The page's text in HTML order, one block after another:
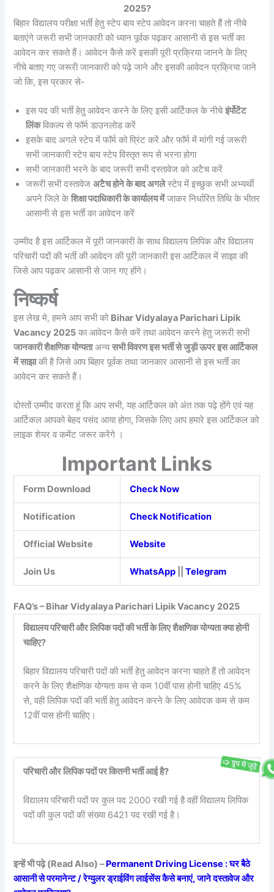
2025?
बिहार विद्यालय परीक्षा भर्ती हेतु स्टेप बाय स्टेप आवेदन करना चाहते हैं तो नीचे
बताएंगे जरूरी सभी जानकारी को ध्यान पूर्वक पढ़कर आसानी से इस भर्ती का
आवेदन कर सकते हैं। आवेदन कैसे करें इसकी पूरी प्रक्रिया जानने के लिए
नीचे बताए गए जरूरी जानकारी को पढ़े जाने और इसकी आवेदन प्रक्रिया जाने
जो कि, इस प्रकार से-
इस पद की भर्ती हेतु आवेदन करने के लिए इसी आर्टिकल के नीचेइंर्पोटेंट
लिंकविकल्प से फॉर्म डाउनलोड करें
इसके बाद अगले स्टेप में फॉर्म को प्रिंट करें और फॉर्म में मांगी गई जरूरी
सभी जानकारी स्टेप बाय स्टेप विस्तृत रूप से भरना होगा
सभी जानकारी भरने के बाद जरूरी सभी दस्तावेज को अटैच करें
जरूरी सभी दस्तावेजअटैच होने के बाद अगलेस्टेप में इच्छुक सभी अभ्यर्थी
अपने जिले केशिक्षा पदाधिकारी के कार्यालय मेंजाकर निर्धारित तिथि के भीतर
आसानी से इस भर्ती का आवेदन करें
उम्मीद है इस आर्टिकल में पूरी जानकारी के साथ विद्यालय लिपिक और विद्यालय
परिचारी पदों की भर्ती की आवेदन की पूरी जानकारी इस आर्टिकल में साझा की
जिसे आप पढ़कर आसानी से जान गए होंगे।
निष्कर्ष
इस लेख मे, हमने आप सभी को Bihar Vidyalaya Parichari Lipik
Vacancy 2025 का आवेदन कैसे करें तथा आवेदन करने हेतु जरूरी सभी
जानकारी शैक्षणिक योग्यताअन्यसभी विवरण इस भर्ती से जुड़ी ऊपर इस आर्टिकल
में साझाकी है जिसे आप बिहार पूर्वक तथा जानकार आसानी से इस भर्ती का
आवेदन कर सकते हैं।
दोस्तों उम्मीद करता हूं कि आप सभी, यह आर्टिकल को अंत तक पढ़े होंगे एवं यह
आर्टिकल आपको बेहद पसंद आया होगा, जिसके लिए आप हमारे इस आर्टिकल को
लाइक शेयर व कमेंट जरूर करेंगे ।
Important Links
Form Download Check Now
Notification Check Notification
Official Website Website
Join Us WhatsApp ||Telegram
FAQ’s – Bihar Vidyalaya Parichari Lipik Vacancy 2025
विद्यालय परिचारी और लिपिक पदों की भर्ती के लिए शैक्षणिक योग्यता क्या होनी
चाहिए?
बिहार विद्यालय परिचारी पदों की भर्ती हेतु आवेदन करना चाहते हैं तो आवेदन
करने के लिए शैक्षणिक योग्यता कम से कम 10वीं पास होनी चाहिए 45%
से, वही लिपिक पदों की भर्ती हेतु आवेदन करने के लिए आवेदक कम से कम
12वीं पास होनी चाहिए।
परिचारी और लिपिक पदों पर कितनी भर्ती आई है?
विद्यालय परिचारी पदों पर कुल पद 2000 रखी गई है वहीं विद्यालय लिपिक
पदों की कुल पदों की संख्या 6421 पद रखी गई है।
इन्हें भी पढ़े (Read Also) –Permanent Driving License : घर बैठे
आसानी से परमानेन्ट / रेग्युलर ड्राईविंग लाईसेंस कैसे बनाएं, जाने दस्तावेज और